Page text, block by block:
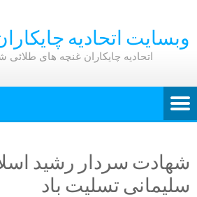
وبسایت اتحادیه
اتحادیه چایکاران غنچه های طلائی
شهادت سردار رشید
سلیمانی تسلیت باد